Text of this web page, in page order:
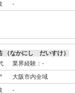
-
なかにし だいすけ）
業界経験：-
大阪市内全域
-